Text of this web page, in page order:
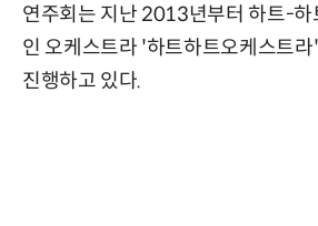
연주회는 지난 2013년부터 하트-하
인 오케스트라 '하트하트오케스트
진행하고 있다.